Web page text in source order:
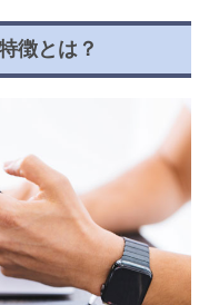
徴とは？